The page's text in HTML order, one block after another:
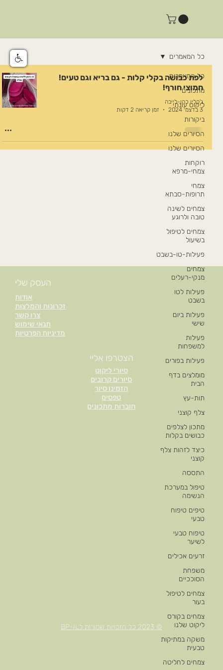
כל המאמרים
מתכונים
ליקוט עונתי
ביקורות
הסיורים שלנו
הסיורים שלנו
רוקחות
צמחי-מרפא
צמחי
תרופות-סבתא
צמחים לשינה
טובה ולרוגע
צמחים לטיפול
בשיעול
פעילות-טו-בשבט
צמחים
מנקי-רעלים
פעילות לטו
בשבט
פעילות ביום
שישי
פעילות
למשפחות
פעילות בפורים
מומלצים בדף
הבית
תות-עץ
צלף קוצני
מתכון לצלפים
כבושים בקלות
כיצד לזהות צלף
קוצני
התססה
טיפול במערכת
הנשימה
טיפים טיפוח
טבעי
טיפוח טבעי
לשיער
זרעים אכילים
משפחת
הסוככיים
צמחים לטיפול
בעור
צמחים בקורס
ליקוט שלנו
משקה במתיקות
טבעית
צמחים לחליטה
כל המאמרים
לפת כבושה בקלי קלות - גם בריא וגם טעים!
חמוצי חורף!
ג'קלין כהן-לייבה
3 בדצמ׳ 2024
זמן קריאה 2 דקות
אודות
זכרונות והמלצות
צרו קשר
תנאי שימוש
מדיניות הפרטיות
העסק שלי
סיורי ליקוט
סיורים קרובים
הזמינו סיור
טפסים
חוברות מתכונים
הצטרפו אליי
© 2023 כל הזכויות שמורות לBP-IL